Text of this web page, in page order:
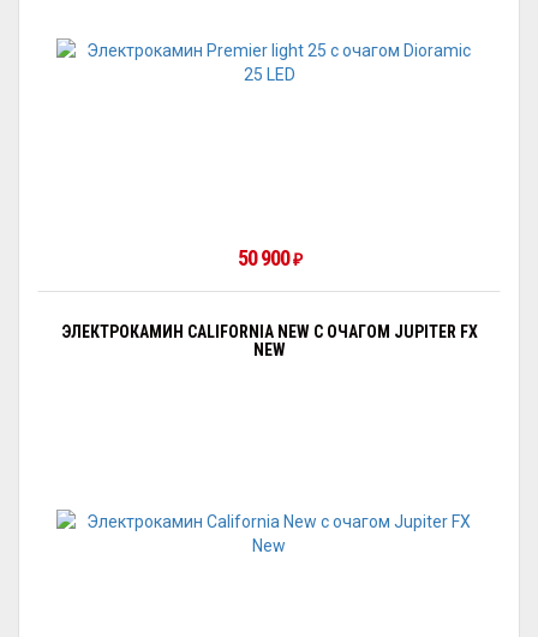
50 900₽
ЭЛЕКТРОКАМИН CALIFORNIA NEW С ОЧАГОМ JUPITER FX
NEW